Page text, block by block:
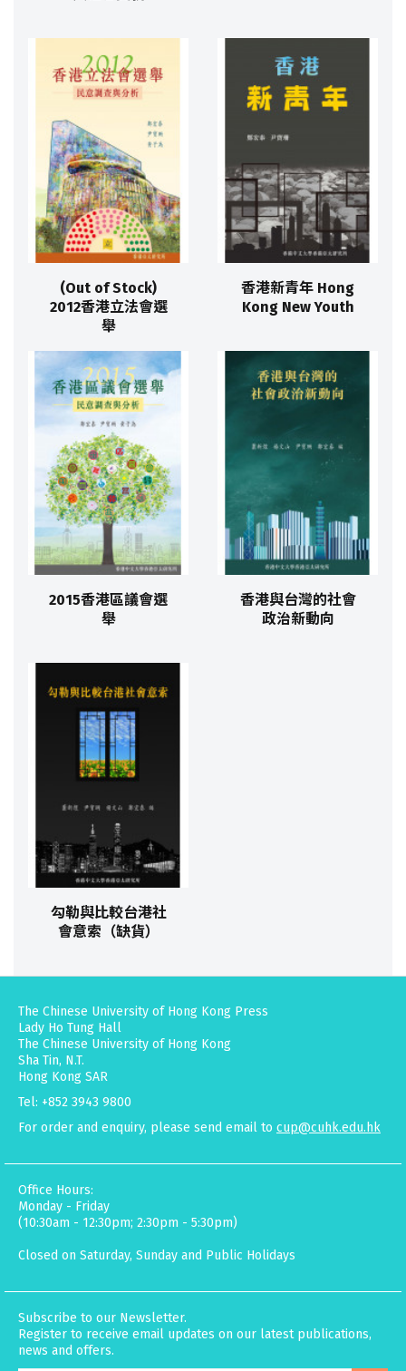
(Out of Stock)
2012香港立法會選
舉
香港新青年 Hong
Kong New Youth
2015香港區議會選
舉
香港與台灣的社會
政治新動向
勾勒與比較台港社
會意索（缺貨）
The Chinese University of Hong Kong Press
Lady Ho Tung Hall
The Chinese University of Hong Kong
Sha Tin, N.T.
Hong Kong SAR
Tel: +852 3943 9800
For order and enquiry, please send email to cup@cuhk.edu.hk
Office Hours:
Monday - Friday
(10:30am - 12:30pm; 2:30pm - 5:30pm)
Closed on Saturday, Sunday and Public Holidays
Subscribe to our Newsletter.
Register to receive email updates on our latest publications,
news and offers.